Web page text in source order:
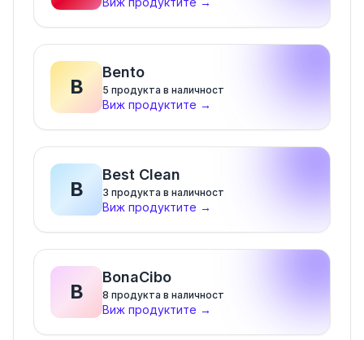
B
Bento
5 продукта в наличност
Виж продуктите →
B
Best Clean
3 продукта в наличност
Виж продуктите →
B
BonaCibo
8 продукта в наличност
Виж продуктите →